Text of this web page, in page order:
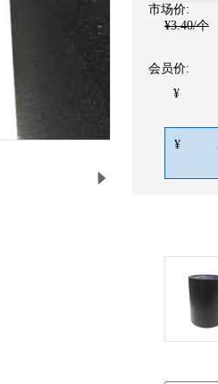
市场价:
¥3.40/个
会员价:
¥
¥